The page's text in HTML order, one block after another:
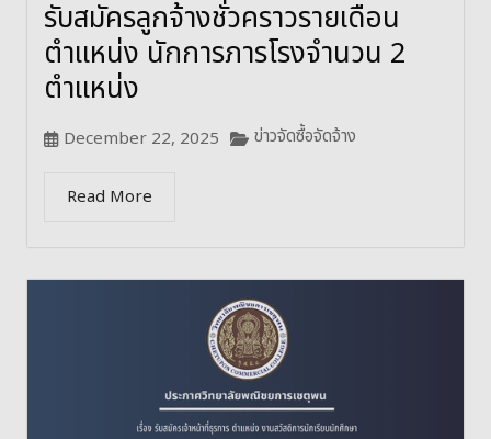
รับสมัครลูกจ้างชั่วคราวรายเดือน
ตำแหน่ง นักการภารโรงจำนวน 2
ตำแหน่ง
December 22, 2025 ข่าวจัดซื้อจัดจ้าง
Read More